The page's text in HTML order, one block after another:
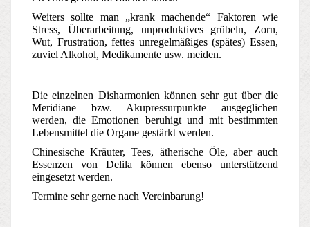
Weiters sollte man „krank machende“ Faktoren wie
Stress, Überarbeitung, unproduktives grübeln, Zorn,
Wut, Frustration, fettes unregelmäßiges (spätes) Essen,
zuviel Alkohol, Medikamente usw. meiden.
Die einzelnen Disharmonien können sehr gut über die
Meridiane bzw. Akupressurpunkte ausgeglichen
werden, die Emotionen beruhigt und mit bestimmten
Lebensmittel die Organe gestärkt werden.
Chinesische Kräuter, Tees, ätherische Öle, aber auch
Essenzen von Delila können ebenso unterstützend
eingesetzt werden.
Termine sehr gerne nach Vereinbarung!